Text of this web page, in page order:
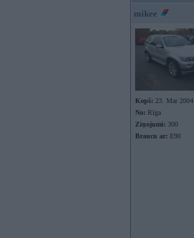
mikee
Kopš: 23. Mar 2004
No: Rīga
Ziņojumi: 300
Braucu ar: E90